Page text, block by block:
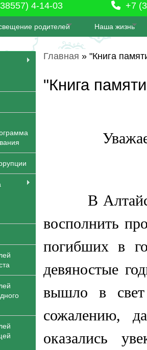
4-14-03 +7
родителей Наша жизнь
Вы здесь
Главная » "Книга
"Книга
В Алтайском
восполнить
погибших в
девяностые
вышло в
сожалению,
оказались